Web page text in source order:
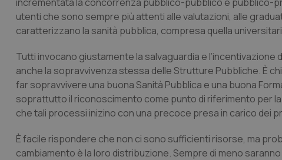
utenti che sono sempre più attenti alle valutazioni, alle
caratterizzano la sanità pubblica, compresa quella
Tutti invocano giustamente la salvaguardia e
anche la sopravvivenza stessa delle Strutture Pubbliche. È
far sopravvivere una buona Sanità Pubblica e una buona
soprattutto il riconoscimento come punto di riferimento per
che tali processi inizino con una precoce presa in carico dei
È facile rispondere che non ci sono sufficienti risorse, ma
cambiamento è la loro distribuzione. Sempre di meno